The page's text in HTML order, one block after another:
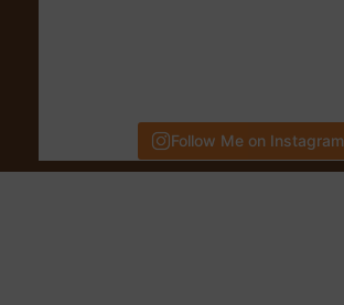
Follow Me on Instagram